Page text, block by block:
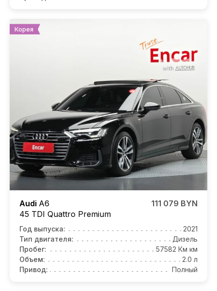
Корея
Audi A6
45 TDI Quattro Premium
111 079 BYN
Год выпуска:
2021
Тип двигателя:
Дизель
Пробег:
57582 Км км
Объем:
2.0 л
Привод:
Полный